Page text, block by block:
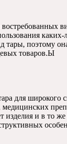
каких-
тары, поэтому
товаров.Ы
для широкого
изделия и в то же